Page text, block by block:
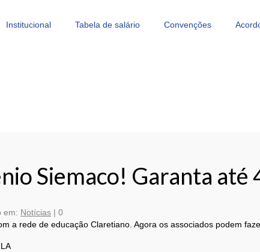
Institucional Tabela de salário Convenções
Siemaco! Garanta
em: Notícias | 0
a rede de educação Claretiano. Agora os associados podem